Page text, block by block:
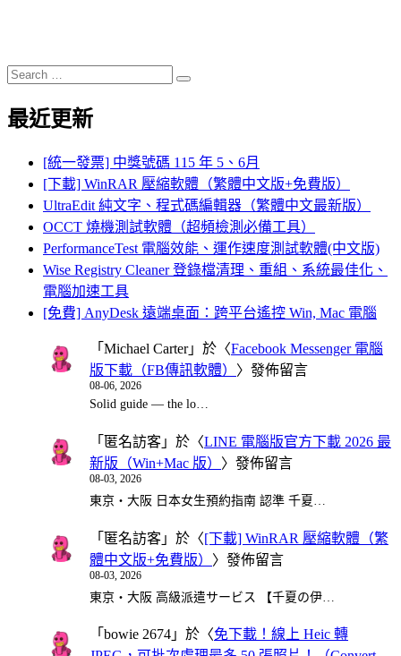
Search
for:
Search
最近更新
[統一發票] 中獎號碼 115 年 5、6月
[下載] WinRAR 壓縮軟體（繁體中文版+免費版）
UltraEdit 純文字、程式碼編輯器（繁體中文最新版）
OCCT 燒機測試軟體（超頻檢測必備工具）
PerformanceTest 電腦效能、運作速度測試軟體(中文版)
Wise Registry Cleaner 登錄檔清理、重組、系統最佳化、
電腦加速工具
[免費] AnyDesk 遠端桌面：跨平台遙控 Win, Mac 電腦
「 Michael Carter」於〈Facebook Messenger 電腦
版下載（FB傳訊軟體） 〉發佈留言
08-06, 2026
Solid guide — the lo…
「 匿名訪客 」於〈LINE 電腦版官方下載 2026 最
新版（Win+Mac 版） 〉發佈留言
08-03, 2026
東京・大阪 日本女生預約指南 認準 千夏…
「 匿名訪客 」於〈[下載] WinRAR 壓縮軟體（繁
體中文版+免費版） 〉發佈留言
08-03, 2026
東京・大阪 高級派遣サービス 【千夏の伊…
「 bowie 2674 」於〈免下載！線上 Heic 轉